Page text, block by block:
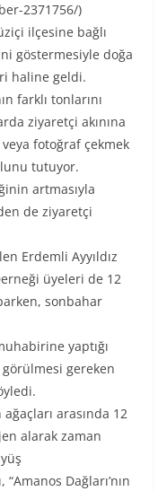
2371756/)
ilçesine bağlı
göstermesiyle doğa
haline geldi.
farklı tonlarını
ziyaretçi akınına
fotoğraf çekmek
tutuyor.
artmasıyla
de ziyaretçi
Erdemli Ayyıldız
üyeleri de 12
sonbahar
yaptığı
görülmesi gereken
ağaçları arasında 12
alarak zaman
Dağları’nın